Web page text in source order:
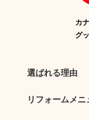
カ
グ
選ばれる理由
リフォームメニ